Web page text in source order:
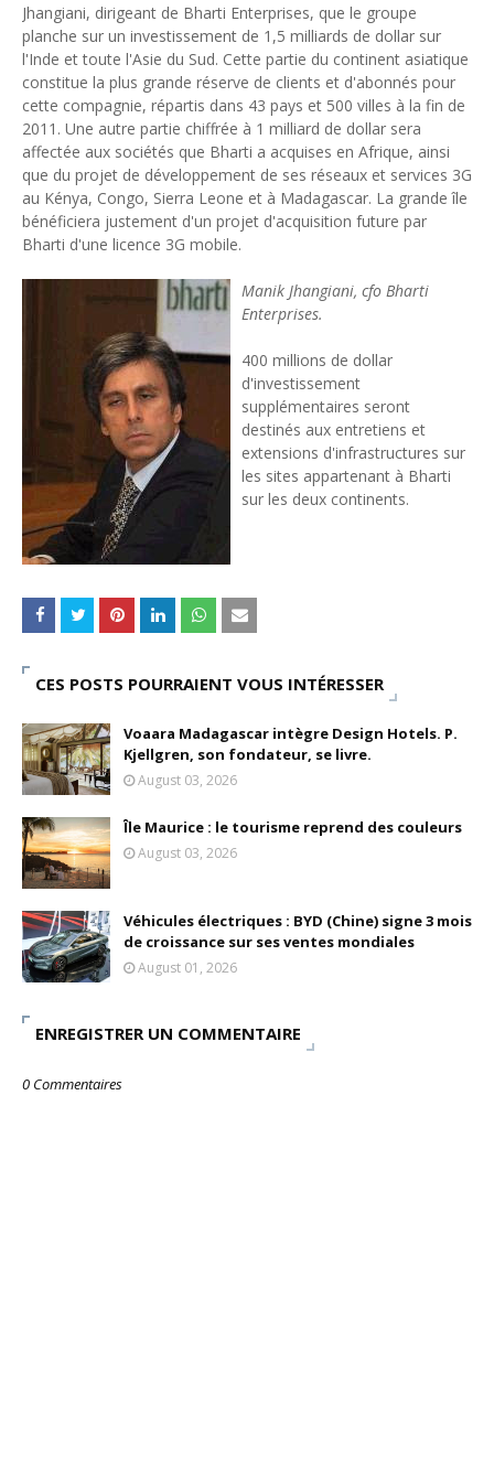
Unknown -Jul 13 2026
Intelligence artificielle : le "Sud global" joue sa partition
Unknown-Jul 06 2026
Chine : des investissements à l'étranger plus encadrés
Unknown-Jul 01 2026
Economie hôtelière : la connectivité comme levier
Unknown
Jun 27 2026
Pays du Golfe : nouveau paradigme, nouvelles priorités
Unknown-Jun 22 2026
Neutralité carbone : les "Iles Vanille" poussent leurs pions
Rendez-vous golfique : Mazagan joue sa carte
-Jun 11 2026
Course à l'IA : Meta envisage une importante levée de fonds
Unknown-
Jun 06 2026
Banques centrales : indépendantes jusqu'où ?
Unknown
Jun 02 2026
VTC : Yango Group veut accélérer en Afrique
Unknown- May 22 2026
Marques françaises : Chanel aux sommets de la
Tsirisoa Edition
Art et médias sociaux : à l'ère de la "présence ciblée"
Unknown-May 09 2026
Unknown-
May 03 2026
Economie : quand le roi dollar grince
Tourisme : le Maroc confirme sa vitalité
Le cours de l'or au plus haut depuis juin 2026
Tsirisoa Edition-Aug 06 2026
Jhangiani, dirigeant de Bharti Enterprises, que le groupe
planche sur un investissement de 1,5 milliards de dollar sur
l'Inde et toute l'Asie du Sud. Cette partie du continent asiatique
constitue la plus grande réserve de clients et d'abonnés pour
cette compagnie, répartis dans 43 pays et 500 villes à la fin de
2011. Une autre partie chiffrée à 1 milliard de dollar sera
affectée aux sociétés que Bharti a acquises en Afrique, ainsi
que du projet de développement de ses réseaux et services 3G
au Kénya, Congo, Sierra Leone et à Madagascar. La grande île
bénéficiera justement d'un projet d'acquisition future par
Bharti d'une licence 3G mobile.
Manik Jhangiani, cfo Bharti
Enterprises.
400 millions de dollar
d'investissement
supplémentaires seront
destinés aux entretiens et
extensions d'infrastructures sur
les sites appartenant à Bharti
sur les deux continents.
CES POSTS POURRAIENT VOUS INTÉRESSER
Voaara Madagascar intègre Design Hotels. P.
Kjellgren, son fondateur, se livre.
August 03, 2026
Île Maurice : le tourisme reprend des couleurs
August 03, 2026
Véhicules électriques : BYD (Chine) signe 3 mois
de croissance sur ses ventes mondiales
August 01, 2026
ENREGISTRER UN COMMENTAIRE
0 Commentaires